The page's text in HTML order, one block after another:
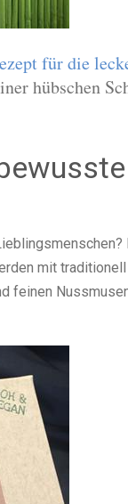
für die
hübschen
mit traditionell
feinen